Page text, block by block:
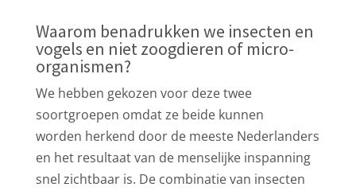
Waarom benadrukken we insecten en
vogels en niet zoogdieren of micro-
organismen?
We hebben gekozen voor deze twee
soortgroepen omdat ze beide kunnen
worden herkend door de meeste Nederlanders
en het resultaat van de menselijke inspanning
snel zichtbaar is. De combinatie van insecten